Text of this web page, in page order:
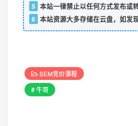
5 本站一律禁止以任何方式发布或
6 本站资源大多存储在云盘，如发
SEM竞价课程
# 牛哥